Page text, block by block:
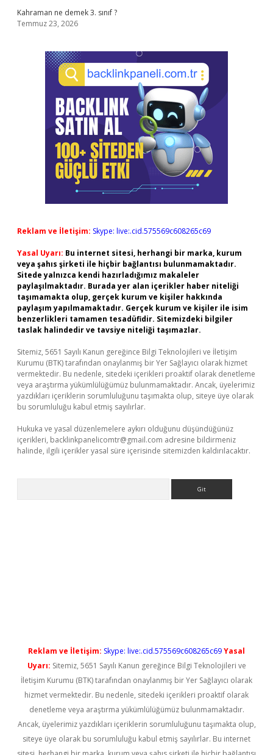
Kahraman ne demek 3. sınıf ?
Temmuz 23, 2026
Reklam ve İletişim: Skype: live:.cid.575569c608265c69
Yasal Uyarı: Bu internet sitesi, herhangi bir marka, kurum
veya şahıs şirketi ile hiçbir bağlantısı bulunmamaktadır.
Sitede yalnızca kendi hazırladığımız makaleler
paylaşılmaktadır. Burada yer alan içerikler haber niteliği
taşımamakta olup, gerçek kurum ve kişiler hakkında
paylaşım yapılmamaktadır. Gerçek kurum ve kişiler ile isim
benzerlikleri tamamen tesadüfidir. Sitemizdeki bilgiler
taslak halindedir ve tavsiye niteliği taşımazlar.
Sitemiz, 5651 Sayılı Kanun gereğince Bilgi Teknolojileri ve İletişim
Kurumu (BTK) tarafından onaylanmış bir Yer Sağlayıcı olarak hizmet
vermektedir. Bu nedenle, sitedeki içerikleri proaktif olarak denetleme
veya araştırma yükümlülüğümüz bulunmamaktadır. Ancak, üyelerimiz
yazdıkları içeriklerin sorumluluğunu taşımakta olup, siteye üye olarak
bu sorumluluğu kabul etmiş sayılırlar.
Hukuka ve yasal düzenlemelere aykırı olduğunu düşündüğünüz
içerikleri, backlinkpanelicomtr@gmail.com adresine bildirmeniz
halinde, ilgili içerikler yasal süre içerisinde sitemizden kaldırılacaktır.
Reklam ve İletişim: Skype: live:.cid.575569c608265c69Yasal
Uyarı: Sitemiz, 5651 Sayılı Kanun gereğince Bilgi Teknolojileri ve
İletişim Kurumu (BTK) tarafından onaylanmış bir Yer Sağlayıcı olarak
hizmet vermektedir. Bu nedenle, sitedeki içerikleri proaktif olarak
denetleme veya araştırma yükümlülüğümüz bulunmamaktadır.
Ancak, üyelerimiz yazdıkları içeriklerin sorumluluğunu taşımakta olup,
siteye üye olarak bu sorumluluğu kabul etmiş sayılırlar. Bu internet